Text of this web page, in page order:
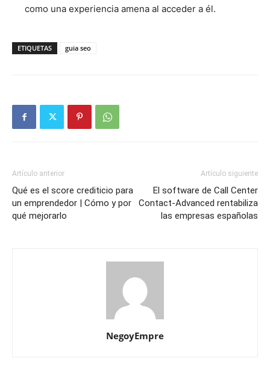
como una experiencia amena al acceder a él.
ETIQUETAS guia seo
Artículo anterior
Qué es el score crediticio para
un emprendedor | Cómo y por
qué mejorarlo
Artículo siguiente
El software de Call Center
Contact-Advanced rentabiliza
las empresas españolas
NegoyEmpre